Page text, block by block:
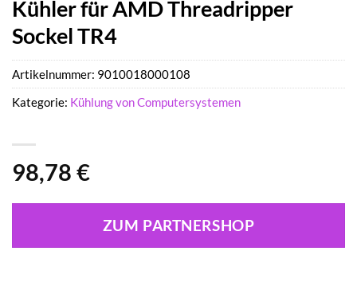
Kühler für AMD Threadripper
Sockel TR4
98,78 €
ZUM PARTNERSHOP
Artikelnummer: 9010018000108
Kategorie: Kühlung von Computersystemen